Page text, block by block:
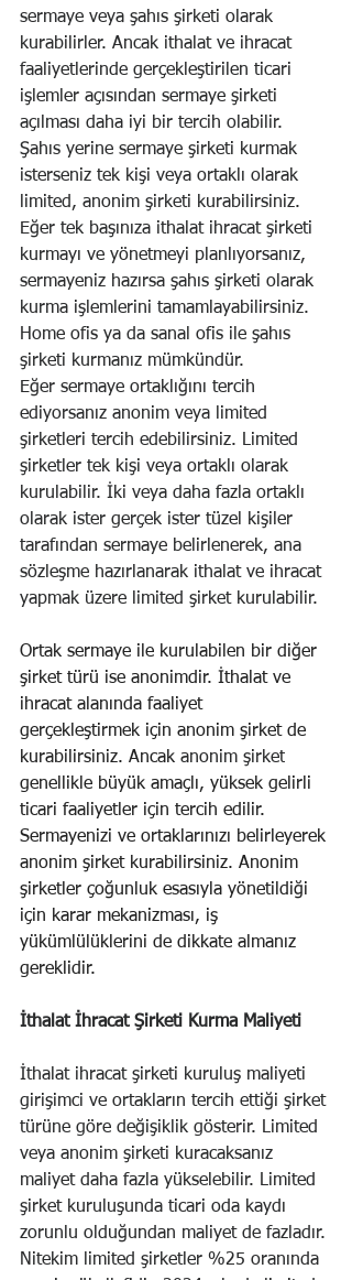
sermaye veya şahıs şirketi olarak
kurabilirler. Ancak ithalat ve ihracat
faaliyetlerinde gerçekleştirilen ticari
işlemler açısından sermaye şirketi
açılması daha iyi bir tercih olabilir.
Şahıs yerine sermaye şirketi kurmak
isterseniz tek kişi veya ortaklı olarak
limited, anonim şirketi kurabilirsiniz.
Eğer tek başınıza ithalat ihracat şirketi
kurmayı ve yönetmeyi planlıyorsanız,
sermayeniz hazırsa şahıs şirketi olarak
kurma işlemlerini tamamlayabilirsiniz.
Home ofis ya da sanal ofis ile şahıs
şirketi kurmanız mümkündür.
Eğer sermaye ortaklığını tercih
ediyorsanız anonim veya limited
şirketleri tercih edebilirsiniz. Limited
şirketler tek kişi veya ortaklı olarak
kurulabilir. İki veya daha fazla ortaklı
olarak ister gerçek ister tüzel kişiler
tarafından sermaye belirlenerek, ana
sözleşme hazırlanarak ithalat ve ihracat
yapmak üzere
limited şirket kurulabilir.
Ortak sermaye ile kurulabilen bir diğer
şirket türü ise anonimdir. İthalat ve
ihracat alanında faaliyet
gerçekleştirmek için anonim şirket de
kurabilirsiniz. Ancak anonim şirket
genellikle büyük amaçlı, yüksek gelirli
ticari faaliyetler için tercih edilir.
Sermayenizi ve ortaklarınızı belirleyerek
anonim şirket kurabilirsiniz. Anonim
şirketler çoğunluk esasıyla yönetildiği
için karar mekanizması, iş
yükümlülüklerini de dikkate almanız
gereklidir.
İthalat İhracat Şirketi Kurma Maliyeti
İthalat ihracat şirketi kuruluş maliyeti
girişimci ve ortakların tercih ettiği şirket
türüne göre değişiklik gösterir. Limited
veya anonim şirketi kuracaksanız
maliyet daha fazla yükselebilir. Limited
şirket kuruluşunda ticari oda kaydı
zorunlu olduğundan maliyet de fazladır.
Nitekim limited şirketler %25 oranında